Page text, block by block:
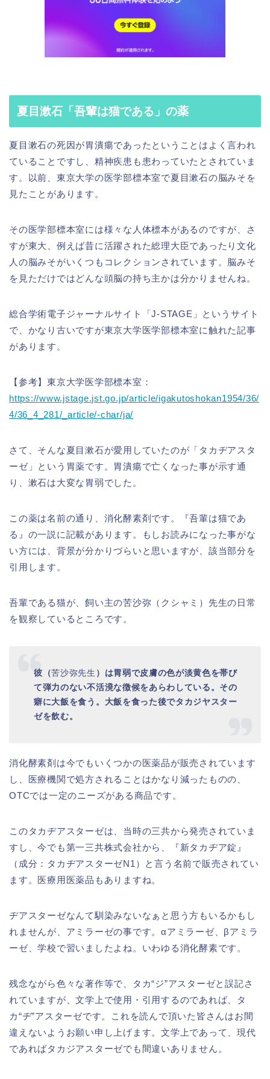
夏目漱石「吾輩は猫である」の薬
夏目漱石の死因が胃潰瘍であったということはよく言われ
ていることですし、精神疾患も患わっていたとされていま
す。以前、東京大学の医学部標本室で夏目漱石の脳みそを
見たことがあります。
その医学部標本室には様々な人体標本があるのですが、さ
すが東大、例えば昔に活躍された総理大臣であったり文化
人の脳みそがいくつもコレクションされています。脳みそ
を見ただけではどんな頭脳の持ち主かは分かりませんね。
総合学術電子ジャーナルサイト「J-STAGE」というサイト
で、かなり古いですが東京大学医学部標本室に触れた記事
があります。
【参考】東京大学医学部標本室：
https://www.jstage.jst.go.jp/article/igakutoshokan1954/36/
4/36_4_281/_article/-char/ja/
さて、そんな夏目漱石が愛用していたのが「タカヂアスタ
ーゼ」という胃薬です。胃潰瘍で亡くなった事が示す通
り、漱石は大変な胃弱でした。
この薬は名前の通り、消化酵素剤です。『吾輩は猫であ
る』の一説に記載があります。もしお読みになった事がな
い方には、背景が分かりづらいと思いますが、該当部分を
引用します。
吾輩である猫が、飼い主の苦沙弥（クシャミ）先生の日常
を観察しているところです。
彼 （苦沙弥先生 ） は胃弱で皮膚の色が淡黄色を帯び
て弾力のない不活溌な徴候をあらわしている。その
癖に大飯を食う。大飯を食った後でタカジヤスター
ゼを飲む。
消化酵素剤は今でもいくつかの医薬品が販売されています
し、医療機関で処方されることはかなり減ったものの、
OTCでは一定のニーズがある商品です。
このタカヂアスターゼは、当時の三共から発売されていま
すし、今でも第一三共株式会社から、『新タカヂア錠』
（成分：タカヂアスターゼN1）と言う名前で販売されてい
ます。医療用医薬品もありますね。
ヂアスターゼなんて馴染みないなぁと思う方もいるかもし
れませんが、アミラーゼの事です。αアミラーゼ、βアミラ
ーゼ、学校で習いましたよね。いわゆる消化酵素です。
残念ながら色々な著作等で、タカ“ジ”アスターゼと誤記さ
れていますが、文学上で使用・引用するのであれば、タ
カ“ヂ”アスターゼです。これを読んで頂いた皆さんはお間
違えないようお願い申し上げます。文学上であって、現代
であればタカジアスターゼでも間違いありません。